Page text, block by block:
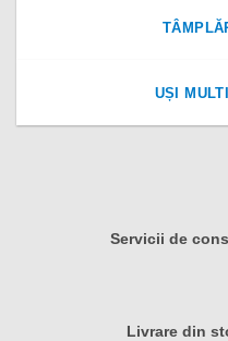
UȘI
Servicii de
Livrare din